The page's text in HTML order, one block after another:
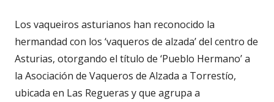
Los vaqueiros asturianos han reconocido la
hermandad con los ‘vaqueros de alzada’ del centro de
Asturias, otorgando el título de ‘Pueblo Hermano’ a
la Asociación de Vaqueros de Alzada a Torrestío,
ubicada en Las Regueras y que agrupa a